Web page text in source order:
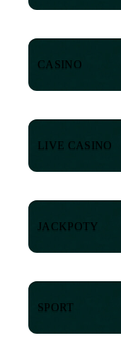
CASINO
LIVE CASINO
JACKPOTY
SPORT